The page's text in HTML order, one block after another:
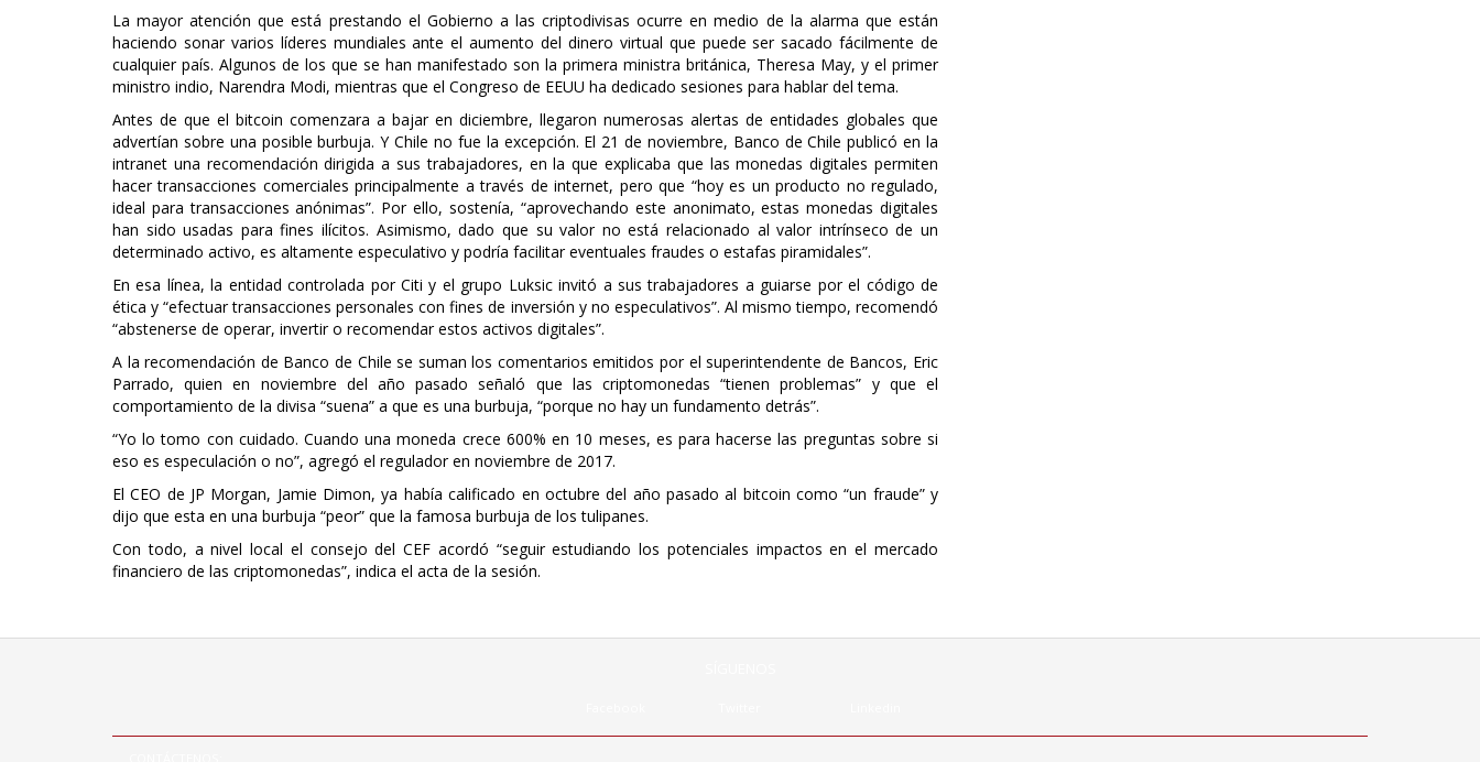
La mayor atención que está prestando el Gobierno a las criptodivisas ocurre en medio de la alarma que están
haciendo sonar varios líderes mundiales ante el aumento del dinero virtual que puede ser sacado fácilmente de
cualquier país. Algunos de los que se han manifestado son la primera ministra británica, Theresa May, y el primer
ministro indio, Narendra Modi, mientras que el Congreso de EEUU ha dedicado sesiones para hablar del tema.
Antes de que el bitcoin comenzara a bajar en diciembre, llegaron numerosas alertas de entidades globales que
advertían sobre una posible burbuja. Y Chile no fue la excepción. El 21 de noviembre, Banco de Chile publicó en la
intranet una recomendación dirigida a sus trabajadores, en la que explicaba que las monedas digitales permiten
hacer transacciones comerciales principalmente a través de internet, pero que “hoy es un producto no regulado,
ideal para transacciones anónimas”. Por ello, sostenía, “aprovechando este anonimato, estas monedas digitales
han sido usadas para fines ilícitos. Asimismo, dado que su valor no está relacionado al valor intrínseco de un
determinado activo, es altamente especulativo y podría facilitar eventuales fraudes o estafas piramidales”.
En esa línea, la entidad controlada por Citi y el grupo Luksic invitó a sus trabajadores a guiarse por el código de
ética y “efectuar transacciones personales con fines de inversión y no especulativos”. Al mismo tiempo, recomendó
“abstenerse de operar, invertir o recomendar estos activos digitales”.
A la recomendación de Banco de Chile se suman los comentarios emitidos por el superintendente de Bancos, Eric
Parrado, quien en noviembre del año pasado señaló que las criptomonedas “tienen problemas” y que el
comportamiento de la divisa “suena” a que es una burbuja, “porque no hay un fundamento detrás”.
“Yo lo tomo con cuidado. Cuando una moneda crece 600% en 10 meses, es para hacerse las preguntas sobre si
eso es especulación o no”, agregó el regulador en noviembre de 2017.
El CEO de JP Morgan, Jamie Dimon, ya había calificado en octubre del año pasado al bitcoin como “un fraude” y
dijo que esta en una burbuja “peor” que la famosa burbuja de los tulipanes.
Con todo, a nivel local el consejo del CEF acordó “seguir estudiando los potenciales impactos en el mercado
financiero de las criptomonedas”, indica el acta de la sesión.